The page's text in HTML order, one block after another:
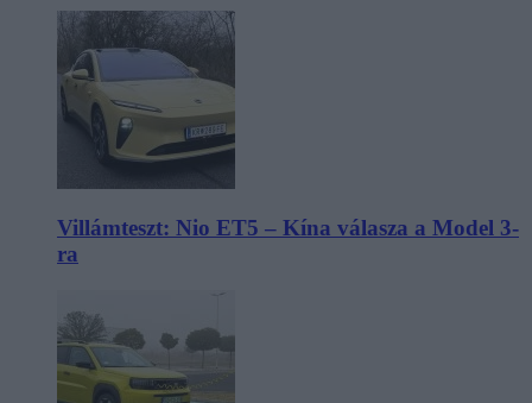
Villámteszt: Nio ET5 – Kína válasza a Model 3-
ra